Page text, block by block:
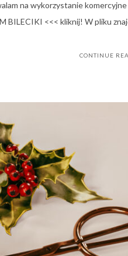
na wykorzystanie
BILECIKI <<< kliknij! W pliku
CONTINUE